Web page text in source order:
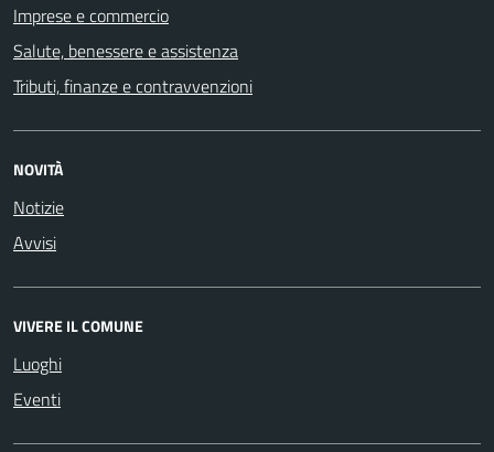
Imprese e commercio
Salute, benessere e assistenza
Tributi, finanze e contravvenzioni
NOVITÀ
Notizie
Avvisi
VIVERE IL COMUNE
Luoghi
Eventi